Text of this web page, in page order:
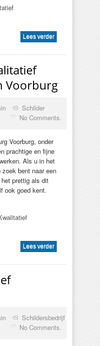
Lees verder
Voorburg
Schilder
No Comments.
Voorburg, onder
prachtige en fijne
Als u in het
zoek bent naar een
prettig als dit
ook goed kent.
Lees verder
Schildersbedrijf
No Comments.